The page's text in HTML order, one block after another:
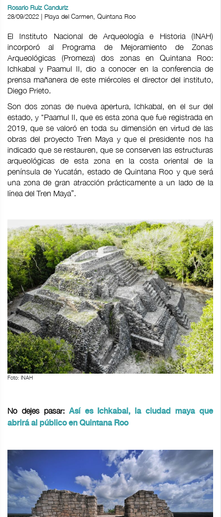
Rosario Ruiz Canduriz
28/09/2022 | Playa del Carmen, Quintana Roo
El Instituto Nacional de Arqueología e Historia (INAH)
incorporó al Programa de Mejoramiento de Zonas
Arqueológicas (Promeza) dos zonas en Quintana Roo:
Ichkabal y Paamul II, dio a conocer en la conferencia de
prensa mañanera de este miércoles el director del instituto,
Diego Prieto.
Son dos zonas de nueva apertura, Ichkabal, en el sur del
estado, y "Paamul II, que es esta zona que fue registrada en
2019, que se valoró en toda su dimensión en virtud de las
obras del proyecto Tren Maya y que el presidente nos ha
indicado que se restauren, que se conserven las estructuras
arqueológicas de esta zona en la costa oriental de la
península de Yucatán, estado de Quintana Roo y que será
una zona de gran atracción prácticamente a un lado de la
línea del Tren Maya”.
Foto: INAH
No dejes pasar: Así es Ichkabal, la ciudad maya que
abrirá al público en Quintana Roo